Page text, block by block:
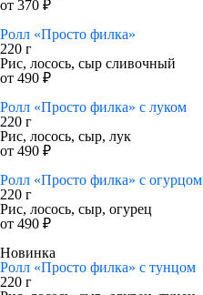
от 370 ₽
Ролл «Просто филка»
220 г
Рис, лосось, сыр сливочный
от 490 ₽
Ролл «Просто филка» с луком
220 г
Рис, лосось, сыр, лук
от 490 ₽
Ролл «Просто филка» с огурцом
220 г
Рис, лосось, сыр, огурец
от 490 ₽
Новинка
Ролл «Просто филка» с тунцом
220 г